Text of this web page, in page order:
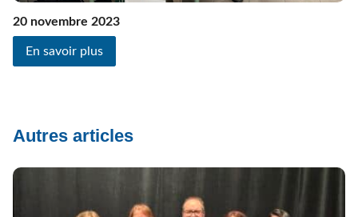
20 novembre 2023
En savoir plus
Autres articles